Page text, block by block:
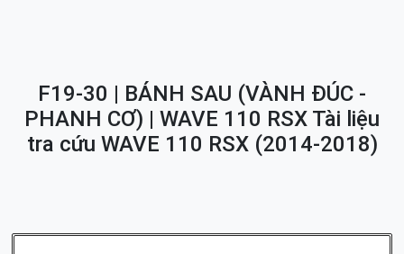
Tài khoản
F19-30 | BÁNH SAU (VÀNH ĐÚC -
PHANH CƠ) | WAVE 110 RSX Tài liệu
tra cứu WAVE 110 RSX (2014-2018)